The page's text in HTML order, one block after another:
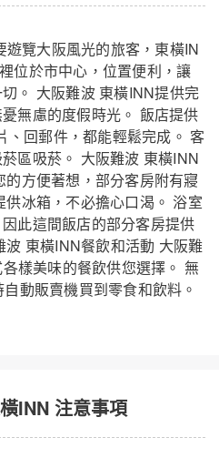
覽大阪風光的旅客，東橫IN
位於市中心，位置便利，讓
。 大阪難波 東橫INN提供完
無慮的度假時光。 飯店提供
、回郵件，都能輕鬆完成。 客
區吸菸。 大阪難波 東橫INN
方便著想，部分客房附有寢
冰箱，不必擔心口渴。 浴室
此這間飯店的部分客房提供
東橫INN餐飲和活動 大阪難
樣美味的餐飲供您選擇。 無
動販賣機買到零食和飲料。
INN 注意事項
關閉